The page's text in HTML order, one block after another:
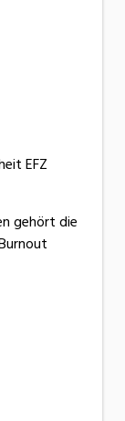
EFZ
gehört die